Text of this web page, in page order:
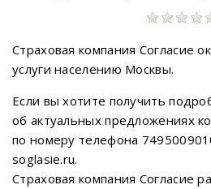
Страховая компания Согласие
услуги населению Москвы.
Если вы хотите получить
об актуальных предложениях
по номеру телефона
soglasie.ru.
Страховая компания Согласие